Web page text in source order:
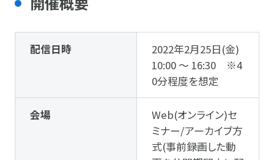
配信日時
2022年2月25日(金)
10:00 ～ 16:30 ※4
0分程度を想定
会場
Web(オンライン)セ
ミナー/アーカイブ方
式(事前録画した動